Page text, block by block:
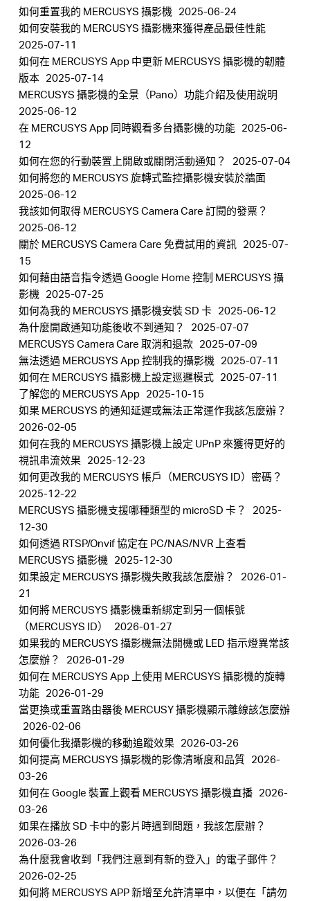
如何重置我的 MERCUSYS 攝影機 2025-06-24
如何安裝我的 MERCUSYS 攝影機來獲得產品最佳性能
2025-07-11
如何在 MERCUSYS App 中更新 MERCUSYS 攝影機的韌體
版本 2025-07-14
MERCUSYS 攝影機的全景（Pano）功能介紹及使用說明
2025-06-12
在 MERCUSYS App 同時觀看多台攝影機的功能 2025-06-
12
如何在您的行動裝置上開啟或關閉活動通知？
2025-07-04
如何將您的 MERCUSYS 旋轉式監控攝影機安裝於牆面
2025-06-12
我該如何取得 MERCUSYS Camera Care 訂閱的發票？
2025-06-12
關於 MERCUSYS Camera Care 免費試用的資訊 2025-07-
15
如何藉由語音指令透過 Google Home 控制 MERCUSYS 攝
影機 2025-07-25
如何為我的 MERCUSYS 攝影機安裝 SD 卡 2025-06-12
為什麼開啟通知功能後收不到通知？
2025-07-07
MERCUSYS Camera Care 取消和退款 2025-07-09
無法透過 MERCUSYS App 控制我的攝影機 2025-07-11
如何在 MERCUSYS 攝影機上設定巡邏模式 2025-07-11
了解您的 MERCUSYS App 2025-10-15
如果 MERCUSYS 的通知延遲或無法正常運作我該怎麼辦？
2026-02-05
如何在我的 MERCUSYS 攝影機上設定 UPnP 來獲得更好的
視訊串流效果 2025-12-23
如何更改我的 MERCUSYS 帳戶（MERCUSYS ID）密碼？
2025-12-22
MERCUSYS 攝影機支援哪種類型的 microSD 卡？
2025-
12-30
如何透過 RTSP/Onvif 協定在 PC/NAS/NVR 上查看
MERCUSYS 攝影機 2025-12-30
如果設定 MERCUSYS 攝影機失敗我該怎麼辦？
2026-01-
21
如何將 MERCUSYS 攝影機重新綁定到另一個帳號
（MERCUSYS ID）
2026-01-27
如果我的 MERCUSYS 攝影機無法開機或 LED 指示燈異常該
怎麼辦？
2026-01-29
如何在 MERCUSYS App 上使用 MERCUSYS 攝影機的旋轉
功能 2026-01-29
當更換或重置路由器後 MERCUSY 攝影機顯示離線該怎麼辦
2026-02-06
如何優化我攝影機的移動追蹤效果 2026-03-26
如何提高 MERCUSYS 攝影機的影像清晰度和品質 2026-
03-26
如何在 Google 裝置上觀看 MERCUSYS 攝影機直播 2026-
03-26
如果在播放 SD 卡中的影片時遇到問題，我該怎麼辦？
2026-03-26
為什麼我會收到「我們注意到有新的登入」的電子郵件？
2026-02-25
如何將 MERCUSYS APP 新增至允許清單中，以便在「請勿